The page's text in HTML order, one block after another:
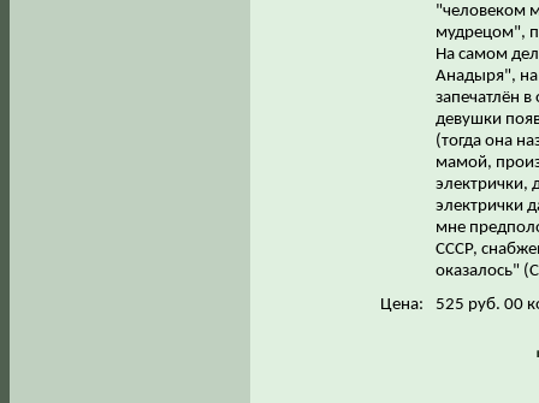
"человеком
мудрецом",
На самом
Анадыря", на
запечатлён
девушки
(тогда она
мамой,
электрички,
электрички
мне
СССР,
оказалось"
Цена:
525 руб. 00